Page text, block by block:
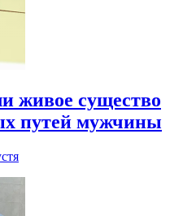
живое существо
путей мужчины